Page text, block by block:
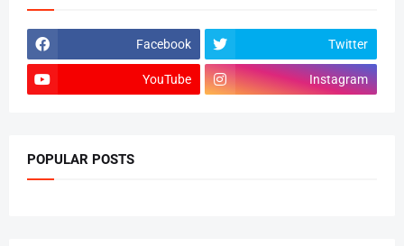
Facebook Twitter
YouTube Instagram
POPULAR POSTS